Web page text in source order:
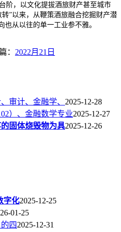
阶，以文化提拔酒旅财产甚至城市
”以来，从鞭策酒旅融合挖掘财产潜
也从以往的单一工业参不雅。
： 2022月21日
审计、金融学、 2025-12-28
）、金融数学专业2025-12-27
固体烧毁物为具2025-12-26
字化2025-12-25
01-25
四2025-12-31